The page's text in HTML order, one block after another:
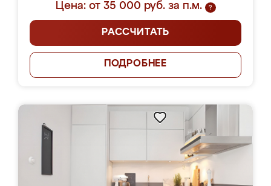
Цена: от 35 000 руб. за п.м.
?
РАССЧИТАТЬ
ПОДРОБНЕЕ